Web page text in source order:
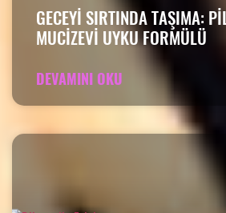
GECEYI SIRTINDA TAŞIMA:
MUCIZEVI UYKU FORMÜLÜ
DEVAMINI OKU